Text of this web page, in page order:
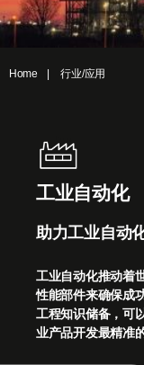
Home 行业/应用
工业自动化
助力工业自动
工业自动化推动着
性能部件来确保成
工程知识储备，可
业产品开发最精准